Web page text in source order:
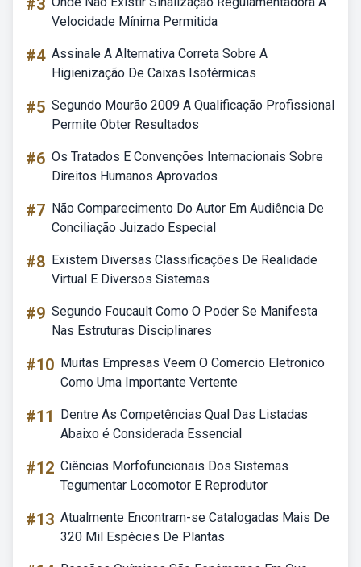
#3
Velocidade Mínima Permitida
#4 Assinale A Alternativa Correta Sobre A
Higienização De Caixas Isotérmicas
#5 Segundo Mourão 2009 A Qualificação Profissional
Permite Obter Resultados
#6 Os Tratados E Convenções Internacionais Sobre
Direitos Humanos Aprovados
#7 Não Comparecimento Do Autor Em Audiência De
Conciliação Juizado Especial
#8 Existem Diversas Classificações De Realidade
Virtual E Diversos Sistemas
#9 Segundo Foucault Como O Poder Se Manifesta
Nas Estruturas Disciplinares
#10 Muitas Empresas Veem O Comercio Eletronico
Como Uma Importante Vertente
#11
Dentre As Competências Qual Das Listadas
Abaixo é Considerada Essencial
#12 Ciências Morfofuncionais Dos Sistemas
Tegumentar Locomotor E Reprodutor
#13 Atualmente Encontram-se Catalogadas Mais De
320 Mil Espécies De Plantas